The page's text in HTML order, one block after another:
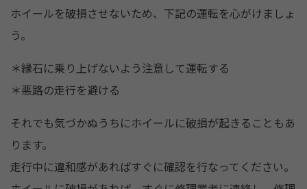
ホイールを破損させないため、下記の運転を心がけましょ
う。
＊縁石に乗り上げないよう注意して運転する
＊悪路の走行を避ける
それでも気づかぬうちにホイールに破損が起きることもあ
ります。
走行中に違和感があればすぐに確認を行なってください。